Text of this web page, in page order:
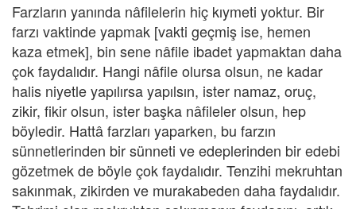
Farzların yanında nâfilelerin hiç kıymeti yoktur. Bir
farzı vaktinde yapmak [vakti geçmiş ise, hemen
kaza etmek], bin sene nâfile ibadet yapmaktan daha
çok faydalıdır. Hangi nâfile olursa olsun, ne kadar
halis niyetle yapılırsa yapılsın, ister namaz, oruç,
zikir, fikir olsun, ister başka nâfileler olsun, hep
böyledir. Hattâ farzları yaparken, bu farzın
sünnetlerinden bir sünneti ve edeplerinden bir edebi
gözetmek de böyle çok faydalıdır. Tenzihi mekruhtan
sakınmak, zikirden ve murakabeden daha faydalıdır.